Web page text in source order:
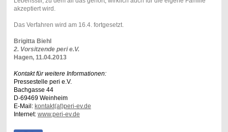
akzeptiert wird.
Das Verfahren wird am 16.4. fortgesetzt.
Brigitta Biehl
2. Vorsitzende peri e.V.
Hagen, 11.04.2013
Kontakt für weitere Informationen:
Pressestelle peri e.V.
Bachgasse 44
D-69469 Weinheim
E-Mail: kontakt(at)peri-ev.de
Internet: www.peri-ev.de